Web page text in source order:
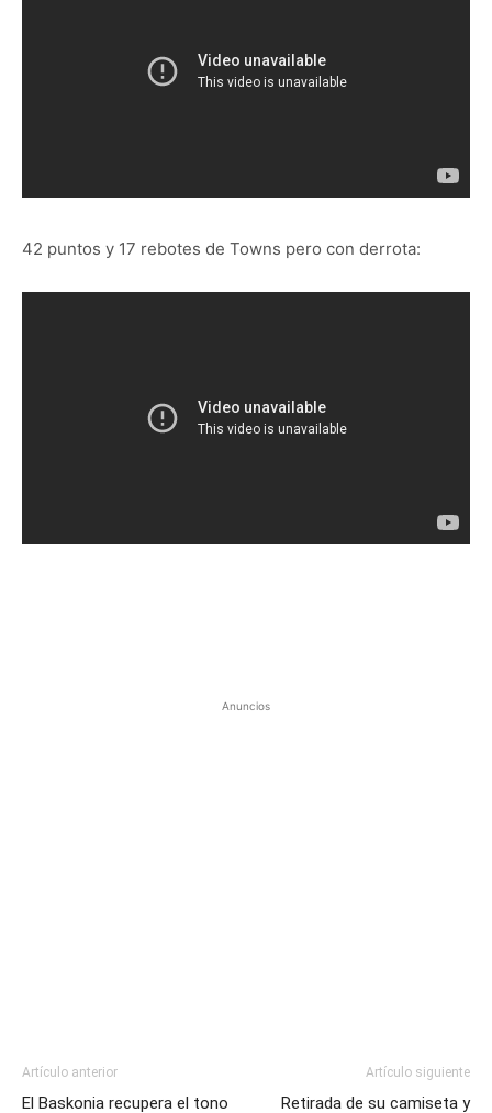
42 puntos y 17 rebotes de Towns pero con derrota:
Anuncios
Artículo anterior
El Baskonia recupera el tono
Artículo siguiente
Retirada de su camiseta y